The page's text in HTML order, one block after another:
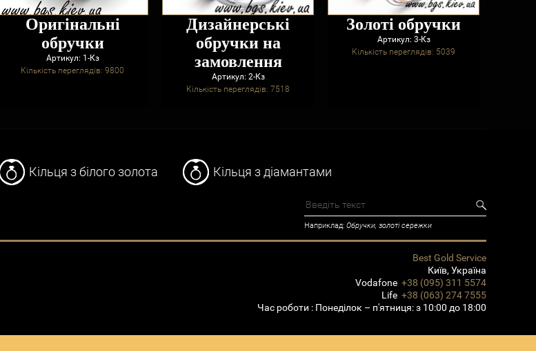
Оригінальні
обручки
Артикул: 1-Кз
Кількість переглядів: 9800
Дизайнерські
обручки на
замовлення
Артикул: 2-Кз
Кількість переглядів: 7518
Золоті обручки
Артикул: 3-Кз
Кількість переглядів: 5039
Кільця з білого золота Кільця з діамантами
Наприклад: Обручки, золоті сережки
Best Gold Service
Київ,Україна
Vodafone +38 (095) 311 5574
Life +38 (063) 274 7555
Час роботи : Понеділок – п'ятниця: з 10:00 до 18:00